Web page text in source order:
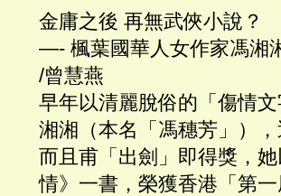
金庸之後 再無武俠小說？
—- 楓葉國華人女作家馮湘
/曾慧燕
早年以清麗脫俗的「傷情
湘湘（本名「馮穗芳」）
而且甫「出劍」即得獎，
情》一書，榮獲香港「第